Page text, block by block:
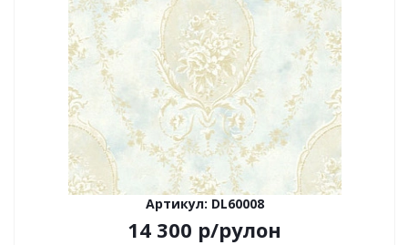
Артикул: DL60008
14 300 р/рулон